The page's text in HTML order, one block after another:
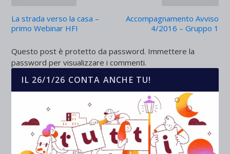
La strada verso la casa –
primo Webinar HFI
Accompagnamento Avviso
4/2016 – Gruppo 1
Questo post è protetto da password. Immettere la
password per visualizzare i commenti.
IL 26/1/26 CONTA ANCHE TU!